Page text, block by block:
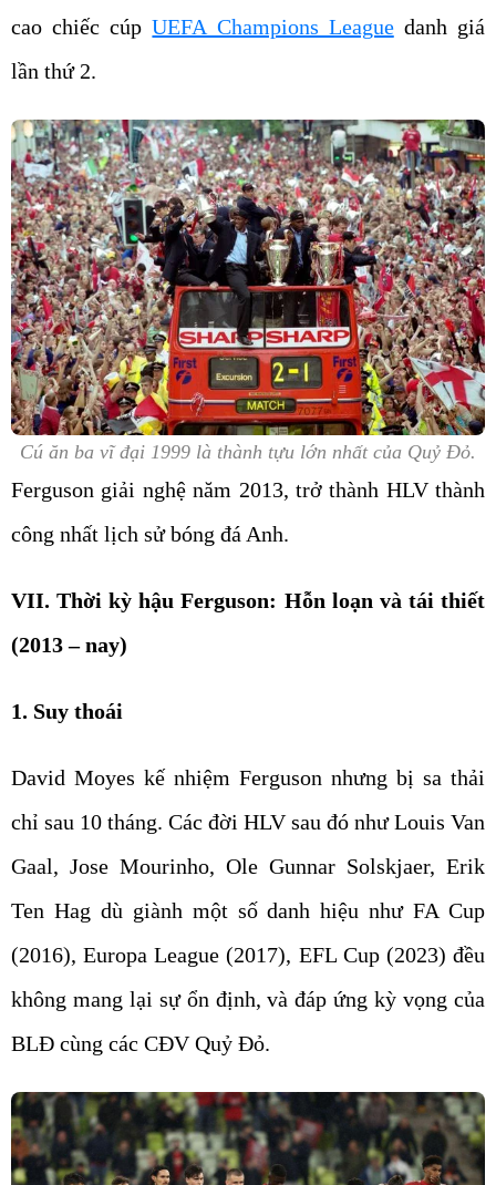
cao chiếc cúpUEFA Champions Leaguedanh giá
lần thứ 2.
Cú ăn ba vĩ đại 1999 là thành tựu lớn nhất của Quỷ Đỏ.
Ferguson giải nghệ năm 2013, trở thành HLV thành
công nhất lịch sử bóng đá Anh.
VII. Thời kỳ hậu Ferguson: Hỗn loạn và tái thiết
(2013 – nay)
1. Suy thoái
David Moyes kế nhiệm Ferguson nhưng bị sa thải
chỉ sau 10 tháng. Các đời HLV sau đó như Louis Van
Gaal, Jose Mourinho, Ole Gunnar Solskjaer, Erik
Ten Hag dù giành một số danh hiệu như FA Cup
(2016), Europa League (2017), EFL Cup (2023) đều
không mang lại sự ổn định, và đáp ứng kỳ vọng của
BLĐ cùng các CĐV Quỷ Đỏ.